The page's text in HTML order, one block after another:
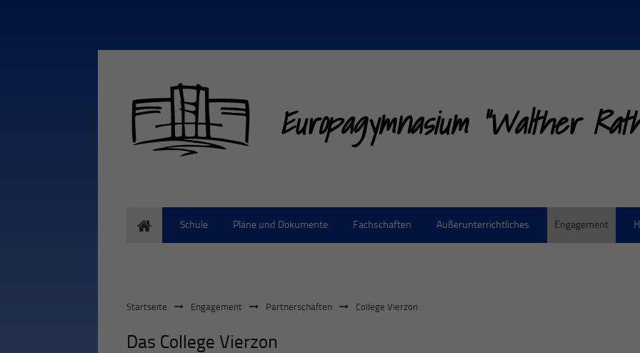
Europagymnasium "Walther
Schule Pläne und Dokumente Fachschaften Außerunterrichtliches Engagement
Startseite Engagement Partnerschaften College Vierzon
Das College Vierzon